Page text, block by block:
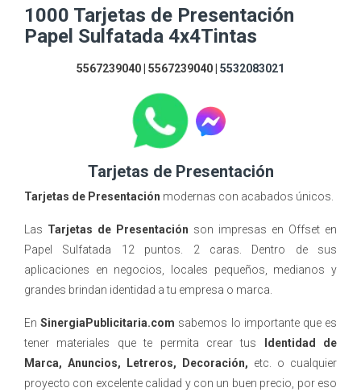
1000 Tarjetas de Presentación
Papel Sulfatada 4x4Tintas
5567239040 | 5567239040 | 5532083021
Tarjetas de Presentación
Tarjetas de Presentación modernas con acabados únicos.
Las Tarjetas de Presentación son impresas en Offset en
Papel Sulfatada 12 puntos. 2 caras . Dentro de sus
aplicaciones en negocios, locales pequeños, medianos y
grandes brindan identidad a tu empresa o marca.
EnSinergiaPublicitaria.com sabemos lo importante que es
tener materiales que te permita crear tus
Identidad de
Marca, Anuncios, Letreros,
Decoración, etc. o cualquier
proyecto con excelente calidad y con un buen precio, por eso